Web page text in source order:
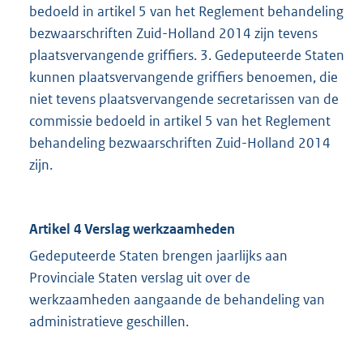
bedoeld in artikel 5 van het Reglement behandeling
bezwaarschriften Zuid-Holland 2014 zijn tevens
plaatsvervangende griffiers. 3. Gedeputeerde Staten
kunnen plaatsvervangende griffiers benoemen, die
niet tevens plaatsvervangende secretarissen van de
commissie bedoeld in artikel 5 van het Reglement
behandeling bezwaarschriften Zuid-Holland 2014
zijn.
Artikel 4 Verslag werkzaamheden
Gedeputeerde Staten brengen jaarlijks aan
Provinciale Staten verslag uit over de
werkzaamheden aangaande de behandeling van
administratieve geschillen.